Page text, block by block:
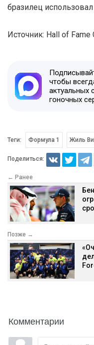
бразилец
Источник: Hall of Fame
чтобы
актуальных
гоночных
Теги: Формула 1 Жиль
Поделиться:
← Ранее
Позже →
Комментарии